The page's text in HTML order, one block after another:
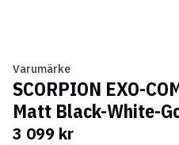
Varumärke
SCORPION EXO-
Matt Black-White-
3 099 kr